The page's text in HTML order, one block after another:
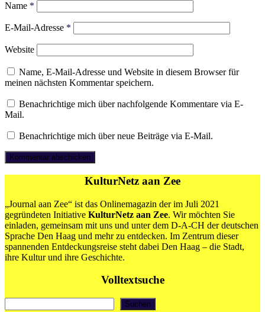
Name *
E-Mail-Adresse *
Website
Name, E-Mail-Adresse und Website in diesem Browser für
meinen nächsten Kommentar speichern.
Benachrichtige mich über nachfolgende Kommentare via E-
Mail.
Benachrichtige mich über neue Beiträge via E-Mail.
KulturNetz aan Zee
„Journal aan Zee“ ist das Onlinemagazin der im Juli 2021
gegründeten Initiative KulturNetz aan Zee. Wir möchten Sie
einladen, gemeinsam mit uns und unter dem D-A-CH der deutschen
Sprache Den Haag und mehr zu entdecken. Im Zentrum dieser
spannenden Entdeckungsreise steht dabei Den Haag – die Stadt,
ihre Kultur und ihre Geschichte.
Volltextsuche
Suchen